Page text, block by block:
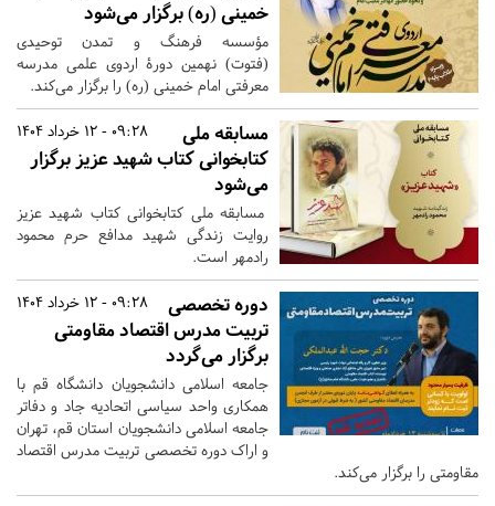
خمینی (ره) برگزار می‌شود
مؤسسه فرهنگ و تمدن توحیدی
(فتوت) نهمین دورۀ اردوی علمی مدرسه
معرفتی امام خمینی (ره) را برگزار می‌کند.
09:28 - 12 خرداد 1404
مسابقه ملی
کتابخوانی کتاب شهید عزیز برگزار
می‌شود
مسابقه ملی کتابخوانی کتاب شهید عزیز
روایت زندگی شهید مدافع حرم محمود
رادمهر است.
09:28 - 12 خرداد 1404
دوره تخصصی
تربیت مدرس اقتصاد مقاومتی
برگزار می‌گردد
جامعه اسلامی دانشجویان دانشگاه قم با
همکاری واحد سیاسی اتحادیه جاد و دفاتر
جامعه اسلامی دانشجویان استان قم، تهران
و اراک دوره تخصصی تربیت مدرس اقتصاد
مقاومتی را برگزار می‌کند.